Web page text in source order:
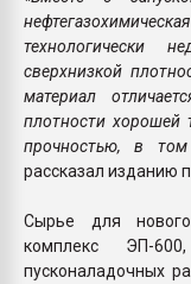
технологически
сверхнизкой
материал
плотности хорошей
прочностью, в том
рассказал изданию
Сырье для нового
комплекс ЭП-
пусконаладочных